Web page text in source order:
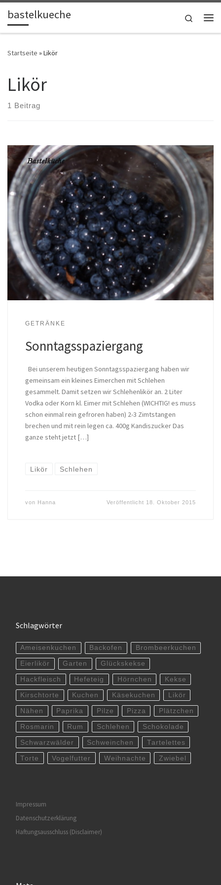
Zum Inhalt springen
bastelkueche
Search
Startseite »Likör
Likör
1 Beitrag
GETRÄNKE
Sonntagsspaziergang
Bei unserem heutigen Sonntagsspaziergang haben wir
gemeinsam ein kleines Eimerchen mit Schlehen
gesammelt. Damit setzen wir Schlehenlikör an. 2 Liter
Vodka oder Korn kl. Eimer mit Schlehen (WICHTIG! es muss
schon einmal rein gefroren haben) 2-3 Zimtstangen
brechen und mit rein legen ca. 400g Kandiszucker Das
ganze steht jetzt […]
Likör Schlehen
von Hanna Veröffentlicht 18. Oktober 2015
Schlagwörter
Ameisenkuchen Backofen Brombeerkuchen
Eierlikör Garten Glückskekse
Hackfleisch Hefeteig Hörnchen Kekse
Kirschtorte Kuchen Käsekuchen Likör
Nähen Paprika Pilze Pizza Plätzchen
Rosmarin Rum Schlehen Schokolade
Schwarzwälder Schweinchen Tartelettes
Torte Vogelfutter Weihnachte Zwiebel
Impressum
Datenschutzerklärung
Haftungsausschluss (Disclaimer)